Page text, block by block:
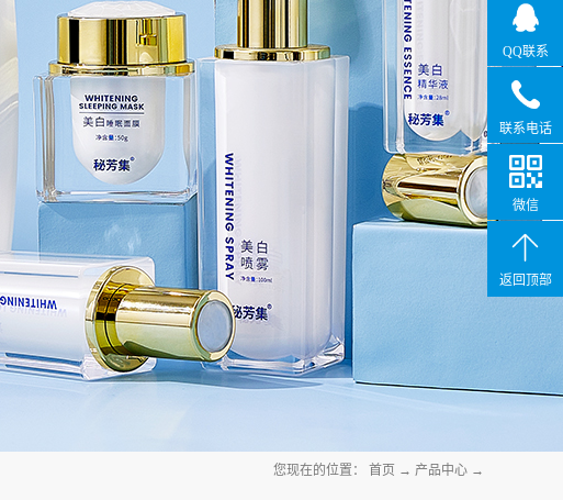
您现在的位置： 首页 → 产品中心 →
QQ联系
联系电话
微信
返回顶部